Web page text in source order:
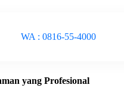
WA : 0816-55-4000
yang Profesional